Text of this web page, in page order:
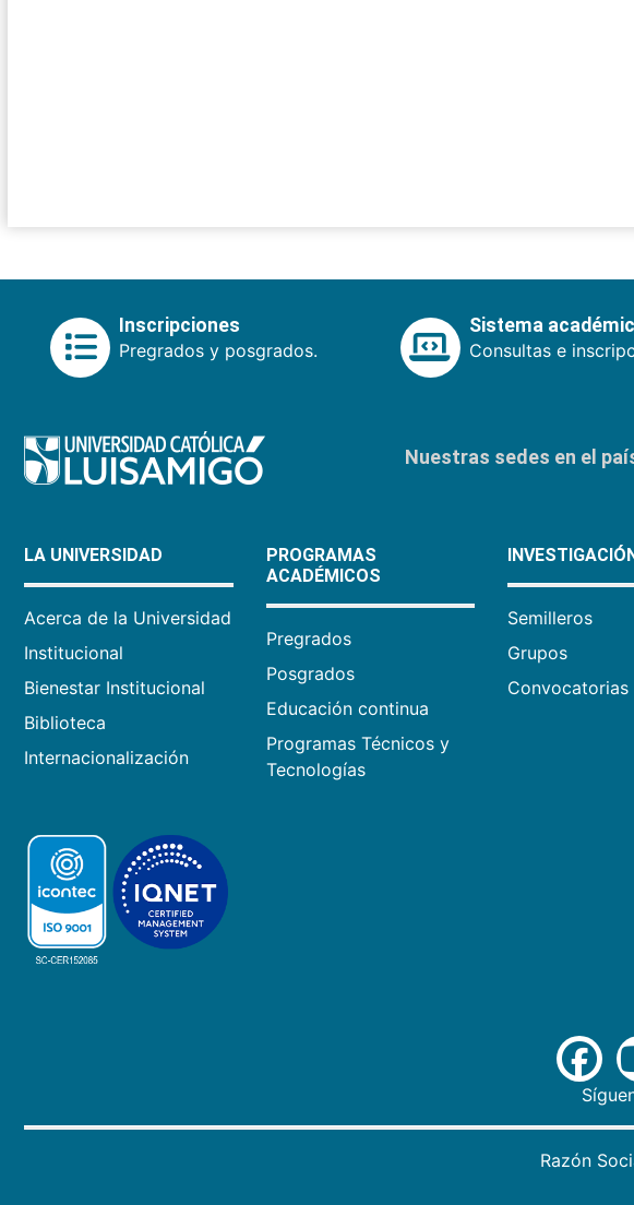
Inscripciones
Pregrados y posgrados.
Sistema
Consultas e
Nuestras sedes en el
LA UNIVERSIDAD
Acerca de la Universidad
Institucional
Bienestar Institucional
Biblioteca
Internacionalización
PROGRAMAS
ACADÉMICOS
Pregrados
Posgrados
Educación continua
Programas Técnicos y
Tecnologías
Semilleros
Grupos
Convocatorias
Razón